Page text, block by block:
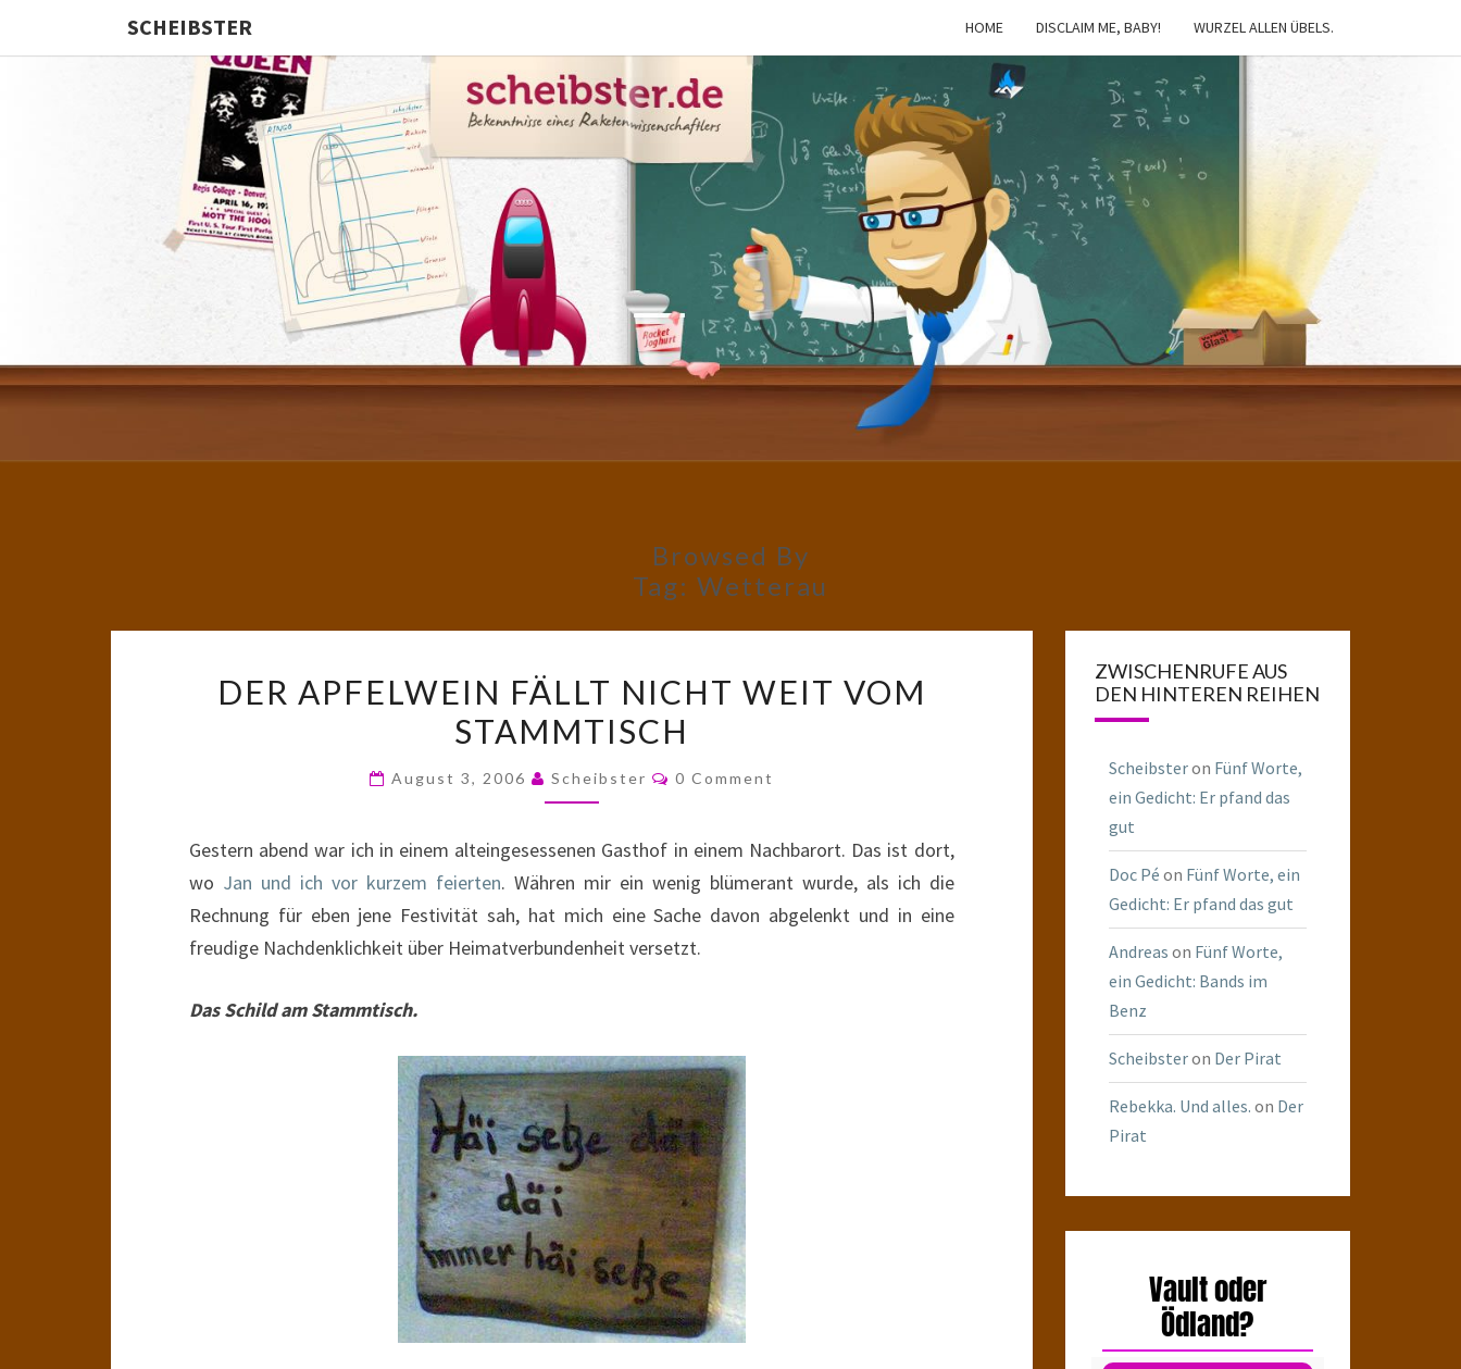
SCHEIBSTER HOME DISCLAIM ME, BABY! WURZEL ALLEN ÜBELS.
SCHEIBSTER
Gutbürgerliche
Reime Und
Mehr! In
Blogform.
Total Old
School!
Browsed By
Tag: Wetterau
APFELWEIN
FÄLLT
WEIT
STAMMTISCH
DER APFELWEIN FÄLLT NICHT WEIT VOM
STAMMTISCH
August 3, 2006 Scheibster Comments
0 Comment
Gestern abend war ich in einem alteingesessenen Gasthof in einem Nachbarort. Das ist dort,
wo Jan und ich vor kurzem feierten. Währen mir ein wenig blümerant wurde, als ich die
Rechnung für eben jene Festivität sah, hat mich eine Sache davon abgelenkt und in eine
freudige Nachdenklichkeit über Heimatverbundenheit versetzt.
Das Schild am Stammtisch.
ZWISCHENRUFE AUS
DEN HINTEREN REIHEN
Scheibsteron Fünf Worte,
ein Gedicht: Er pfand das
gut
Doc Pé on Fünf Worte, ein
Gedicht: Er pfand das gut
Andreas on Fünf Worte,
ein Gedicht: Bands im
Benz
Scheibsteron Der Pirat
Rebekka. Und alles. on Der
Pirat
Vault oder
Ödland?